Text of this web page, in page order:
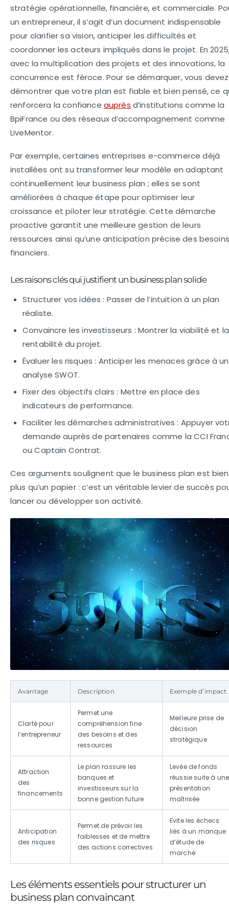
stratégie opérationnelle, financière, et commerciale.
un entrepreneur, il s’agit d’un document indispensable
pour clarifier sa vision, anticiper les difficultés et
coordonner les acteurs impliqués dans le projet. En
avec la multiplication des projets et des innovations, la
concurrence est féroce. Pour se démarquer, vous devez
démontrer que votre plan est fiable et bien pensé, ce
renforcera la confiance auprès d’institutions comme la
BpiFrance ou des réseaux d’accompagnement comme
LiveMentor.
Par exemple, certaines entreprises e-commerce déjà
installées ont su transformer leur modèle en adaptant
continuellement leur business plan ; elles se sont
améliorées à chaque étape pour optimiser leur
croissance et piloter leur stratégie. Cette démarche
proactive garantit une meilleure gestion de leurs
ressources ainsi qu’une anticipation précise des besoins
financiers.
Les raisons clés qui justifient un business plan solide
Structurer vos idées : Passer de l’intuition à un plan
réaliste.
Convaincre les investisseurs : Montrer la viabilité et la
rentabilité du projet.
Évaluer les risques : Anticiper les menaces grâce à
analyse SWOT.
Fixer des objectifs clairs : Mettre en place des
indicateurs de performance.
Faciliter les démarches administratives : Appuyer
demande auprès de partenaires comme la CCI
ou Captain Contrat.
Ces arguments soulignent que le business plan est bien
plus qu’un papier : c’est un véritable levier de succès
lancer ou développer son activité.
Avantage Description Exemple d’impact
Clarté pour
l’entrepreneur
Permet une
compréhension fine
des besoins et des
ressources
Meilleure prise de
décision
stratégique
Attraction
des
financements
Le plan rassure les
banques et
investisseurs sur la
bonne gestion future
Levée de fonds
réussie suite à une
présentation
maîtrisée
Anticipation
des risques
Permet de prévoir les
faiblesses et de mettre
des actions correctives
Evite les échecs
liés à un manque
d’étude de
marché
Les éléments essentiels pour structurer un
business plan convaincant